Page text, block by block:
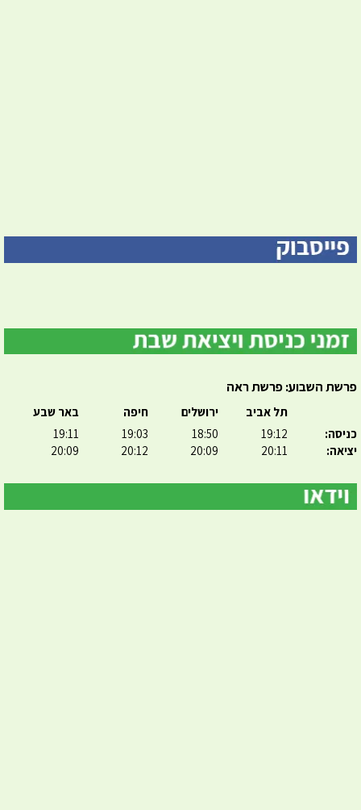
פרשת השבוע: פרשת ראה
כניסה:
יציאה:
תל אביב
19:12
20:11
ירושלים
18:50
20:09
חיפה
19:03
20:12
באר שבע
19:11
20:09